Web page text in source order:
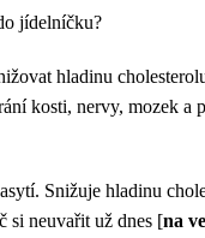
jídelníčku?
hladinu
kosti, nervy, mozek
Snižuje hladinu
si neuvařit už dnes [na